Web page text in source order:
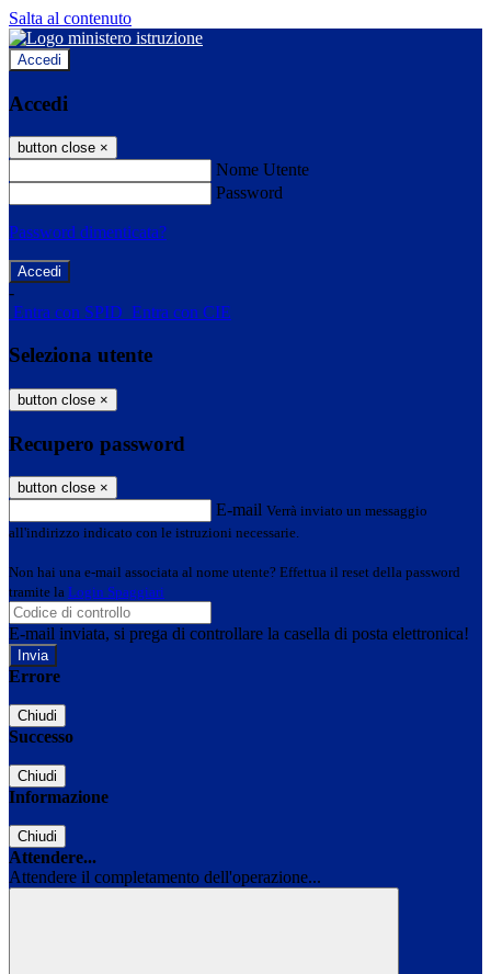
Salta al contenuto
Accedi
Accedi
button close ×
Nome Utente
Password
Password dimenticata?
-
Entra con SPID Entra con CIE
Seleziona utente
button close ×
Recupero password
button close ×
E-mail Verrà inviato un messaggio
all'indirizzo indicato con le istruzioni necessarie.
Non hai una e-mail associata al nome utente? Effettua il reset della password
tramite la Login Spaggiari
E-mail inviata, si prega di controllare la casella di posta elettronica!
Errore
Chiudi
Successo
Chiudi
Informazione
Chiudi
Attendere...
Attendere il completamento dell'operazione...